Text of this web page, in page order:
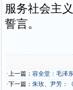
服务社会主
誓言。
·上一篇： 容全堂：毛泽
·下一篇： 朱玫、尹芳：